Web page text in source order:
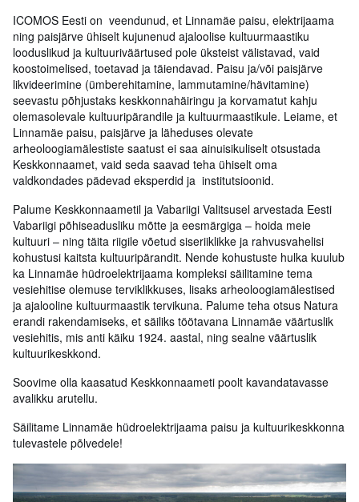
ICOMOS Eesti on veendunud, et Linnamäe paisu, elektrijaama
ning paisjärve ühiselt kujunenud ajaloolise kultuurmaastiku
looduslikud ja kultuuriväärtused pole üksteist välistavad, vaid
koostoimelised, toetavad ja täiendavad. Paisu ja/või paisjärve
likvideerimine (ümberehitamine, lammutamine/hävitamine)
seevastu põhjustaks keskkonnahäiringu ja korvamatut kahju
olemasolevale kultuuripärandile ja kultuurmaastikule. Leiame, et
Linnamäe paisu, paisjärve ja läheduses olevate
arheoloogiamälestiste saatust ei saa ainuisikuliselt otsustada
Keskkonnaamet, vaid seda saavad teha ühiselt oma
valdkondades pädevad eksperdid ja institutsioonid.
Palume Keskkonnaametil ja Vabariigi Valitsusel arvestada Eesti
Vabariigi põhiseadusliku mõtte ja eesmärgiga – hoida meie
kultuuri – ning täita riigile võetud siseriiklikke ja rahvusvahelisi
kohustusi kaitsta kultuuripärandit. Nende kohustuste hulka kuulub
ka Linnamäe hüdroelektrijaama kompleksi säilitamine tema
vesiehitise olemuse terviklikkuses, lisaks arheoloogiamälestised
ja ajalooline kultuurmaastik tervikuna. Palume teha otsus Natura
erandi rakendamiseks, et säiliks töötavana Linnamäe väärtuslik
vesiehitis, mis anti käiku 1924. aastal, ning sealne väärtuslik
kultuurikeskkond.
Soovime olla kaasatud Keskkonnaameti poolt kavandatavasse
avalikku arutellu.
Säilitame Linnamäe hüdroelektrijaama paisu ja kultuurikeskkonna
tulevastele põlvedele!